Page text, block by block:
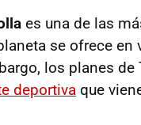
es una de las
se ofrece en
los planes
deportiva que